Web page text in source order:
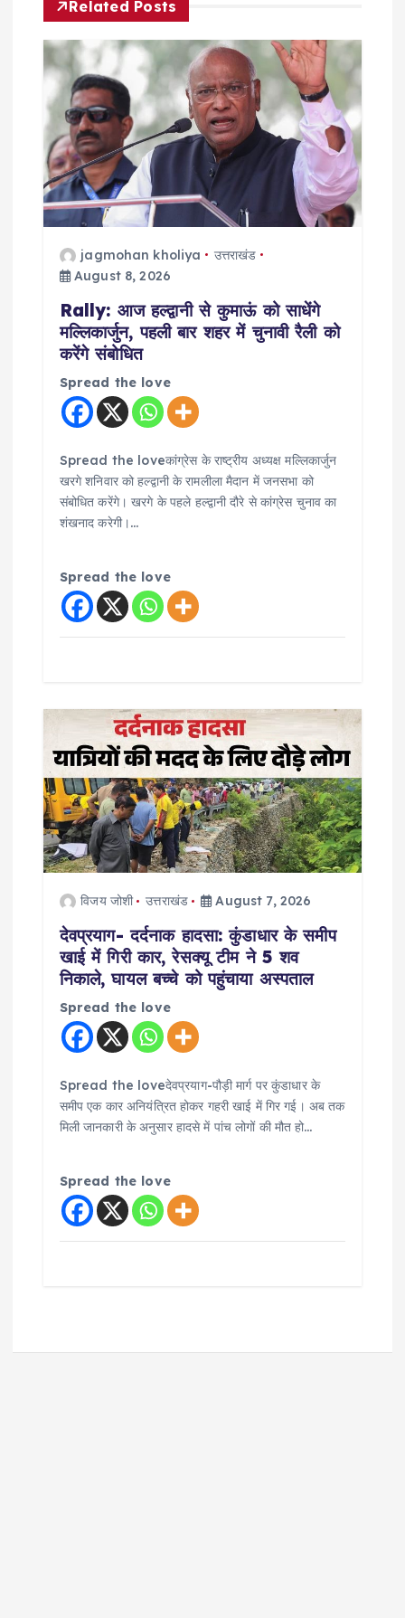
v
g
a
t
Related Posts
jagmohan kholiya
उत्तराखंड
August 8, 2026
Rally: आज हल्द्वानी से कुमाऊं को साधेंगे
मल्लिकार्जुन, पहली बार शहर में चुनावी रैली को
करेंगे संबोधित
Spread the love
Spread the loveकांग्रेस के राष्ट्रीय अध्यक्ष मल्लिकार्जुन
खरगे शनिवार को हल्द्वानी के रामलीला मैदान में जनसभा को
संबोधित करेंगे। खरगे के पहले हल्द्वानी दौरे से कांग्रेस चुनाव का
शंखनाद करेगी।…
Spread the love
विजय जोशी उत्तराखंड August 7, 2026
देवप्रयाग- दर्दनाक हादसा: कुंडाधार के समीप
खाई में गिरी कार, रेसक्यू टीम ने 5 शव
निकाले, घायल बच्चे को पहुंचाया अस्पताल
Spread the love
Spread the loveदेवप्रयाग-पौड़ी मार्ग पर कुंडाधार के
समीप एक कार अनियंत्रित होकर गहरी खाई में गिर गई। अब तक
मिली जानकारी के अनुसार हादसे में पांच लोगों की मौत हो…
Spread the love